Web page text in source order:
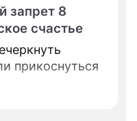
запрет 8
счастье
прикоснуться